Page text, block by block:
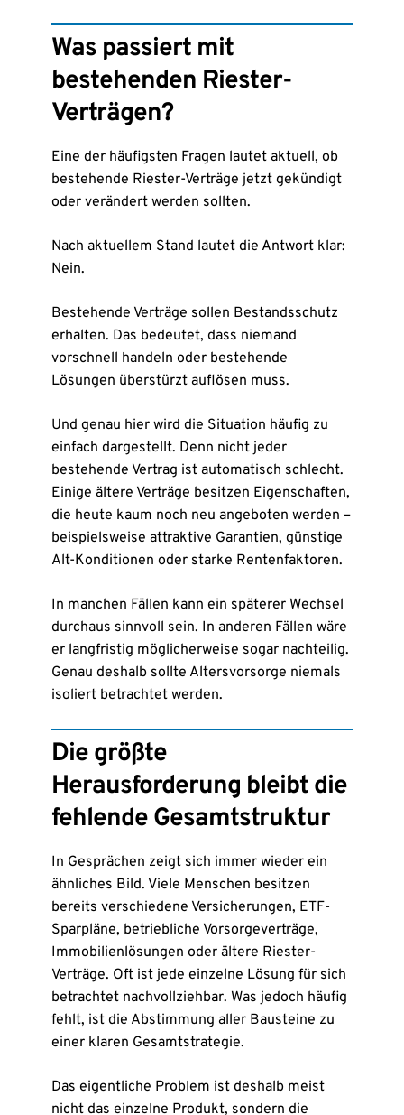
Was passiert mit
bestehenden Riester-
Verträgen?
Eine der häufigsten Fragen lautet aktuell, ob
bestehende Riester-Verträge jetzt gekündigt
oder verändert werden sollten.
Nach aktuellem Stand lautet die Antwort klar:
Nein.
Bestehende Verträge sollen Bestandsschutz
erhalten. Das bedeutet, dass niemand
vorschnell handeln oder bestehende
Lösungen überstürzt auflösen muss.
Und genau hier wird die Situation häufig zu
einfach dargestellt. Denn nicht jeder
bestehende Vertrag ist automatisch schlecht.
Einige ältere Verträge besitzen Eigenschaften,
die heute kaum noch neu angeboten werden –
beispielsweise attraktive Garantien, günstige
Alt-Konditionen oder starke Rentenfaktoren.
In manchen Fällen kann ein späterer Wechsel
durchaus sinnvoll sein. In anderen Fällen wäre
er langfristig möglicherweise sogar nachteilig.
Genau deshalb sollte Altersvorsorge niemals
isoliert betrachtet werden.
Die größte
Herausforderung bleibt die
fehlende Gesamtstruktur
In Gesprächen zeigt sich immer wieder ein
ähnliches Bild. Viele Menschen besitzen
bereits verschiedene Versicherungen, ETF-
Sparpläne, betriebliche Vorsorgeverträge,
Immobilienlösungen oder ältere Riester-
Verträge. Oft ist jede einzelne Lösung für sich
betrachtet nachvollziehbar. Was jedoch häufig
fehlt, ist die Abstimmung aller Bausteine zu
einer klaren Gesamtstrategie.
Das eigentliche Problem ist deshalb meist
nicht das einzelne Produkt, sondern die